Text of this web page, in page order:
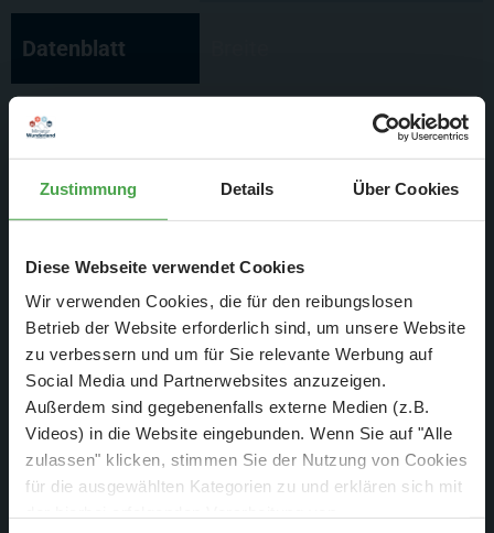
Zustimmung Details Über Cookies
Diese Webseite verwendet Cookies
Wir verwenden Cookies, die für den reibungslosen
Betrieb der Website erforderlich sind, um unsere Website
zu verbessern und um für Sie relevante Werbung auf
Social Media und Partnerwebsites anzuzeigen.
Außerdem sind gegebenenfalls externe Medien (z.B.
Videos) in die Website eingebunden. Wenn Sie auf "Alle
zulassen" klicken, stimmen Sie der Nutzung von Cookies
für die ausgewählten Kategorien zu und erklären sich mit
Datenblatt
Berlin
Datenblatt Tiefgang
Berlin 60 mm
Datenblatt Prozessoren
Berlin
7 Kanal RC-
Fernsteueranlage